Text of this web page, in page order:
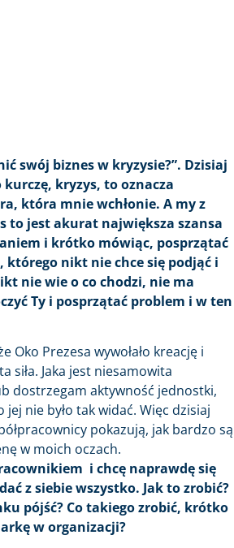
swój biznes w kryzysie?”. Dzisiaj
kryzys, to oznacza
która mnie wchłonie. A my z
to jest akurat największa szansa
i krótko mówiąc, posprzątać
którego nikt nie chce się podjąć i
nie wie o co chodzi, nie ma
Ty i posprzątać problem i w ten
Prezesa wywołało kreację i
siła. Jaka jest niesamowita
dostrzegam aktywność jednostki,
nie było tak widać. Więc dzisiaj
pokazują, jak bardzo są
w moich oczach.
i chcę naprawdę się
z siebie wszystko. Jak to zrobić?
pójść? Co takiego zrobić, krótko
w organizacji?